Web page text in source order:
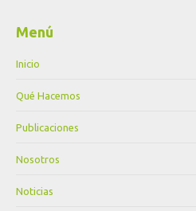
Menú
Inicio
Qué Hacemos
Publicaciones
Nosotros
Noticias